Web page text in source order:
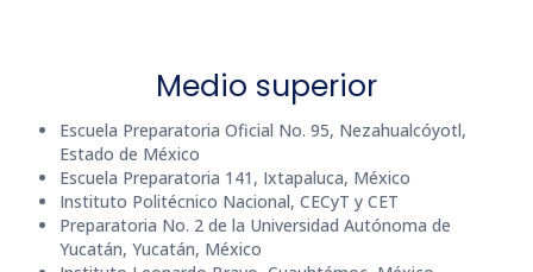
Medio superior
Escuela Preparatoria Oficial No. 95, Nezahualcóyotl,
Estado de México
Escuela Preparatoria 141, Ixtapaluca, México
Instituto Politécnico Nacional, CECyT y CET
Preparatoria No. 2 de la Universidad Autónoma de
Yucatán, Yucatán, México